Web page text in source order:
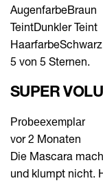
AugenfarbeBraun
TeintDunkler Teint
HaarfarbeSchwarz
5 von 5 Sternen.
SUPER
Probeexemplar
vor 2 Monaten
Die Mascara
und klumpt nicht.